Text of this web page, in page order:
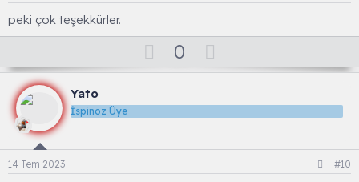
peki çok teşekkürler.
O
y
a
0
o
n
o
Yato
İspinoz Üye
14 Tem 2023 #10